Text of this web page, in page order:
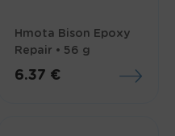
Hmota Bison Epoxy
Repair • 56 g
6.37 €